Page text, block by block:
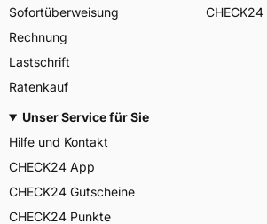
Sofortüberweisung
Rechnung
Lastschrift
Ratenkauf
CHECK24
Unser Service für Sie
Hilfe und Kontakt
CHECK24 App
CHECK24 Gutscheine
CHECK24 Punkte